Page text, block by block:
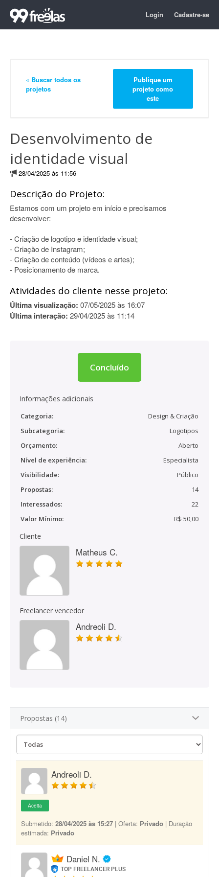
Login Cadastre-se
« Buscar todos os
projetos
Publique um
projeto como
este
Desenvolvimento de
identidade visual
28/04/2025 às 11:56
Descrição do Projeto:
Estamos com um projeto em início e precisamos
desenvolver:
- Criação de logotipo e identidade visual;
- Criação de Instagram;
- Criação de conteúdo (vídeos e artes);
- Posicionamento de marca.
Atividades do cliente nesse projeto:
Última visualização: 07/05/2025 às 16:07
Última interação: 29/04/2025 às 11:14
Concluído
Informações adicionais
Categoria:
Design & Criação
Subcategoria:
Logotipos
Orçamento:
Aberto
Nível de experiência:
Especialista
Visibilidade:
Público
Propostas:
14
Interessados:
22
Valor Mínimo:
R$ 50,00
Cliente
Matheus C.
Freelancer vencedor
Andreoli D.
Propostas (14)
Andreoli D.
Aceita
Submetido: 28/04/2025 às 15:27 | Oferta: Privado | Duração
estimada: Privado
Daniel N.
TOP FREELANCER PLUS